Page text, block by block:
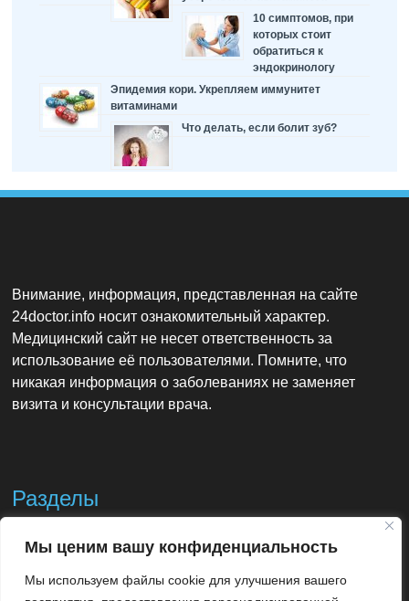
Мы ценим вашу конфиденциальность
Мы используем файлы cookie для улучшения вашего
10 симптомов, при
которых стоит
обратиться к
эндокринологу
Эпидемия кори. Укрепляем иммунитет
витаминами
Что делать, если болит зуб?
Внимание, информация, представленная на сайте
24doctor.info носит ознакомительный характер.
Медицинский сайт не несет ответственность за
использование её пользователями. Помните, что
никакая информация о заболеваниях не заменяет
визита и консультации врача.
Разделы
Контакты
Использование материалов